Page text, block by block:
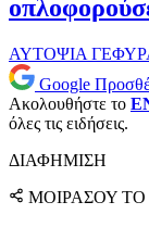
ΑΥΤΟΨΙΑ
Google
Ακολουθήστε το
όλες τις ειδήσεις.
ΔΙΑΦΗΜΙΣΗ
ΜΟΙΡΑΣΟΥ ΤΟ